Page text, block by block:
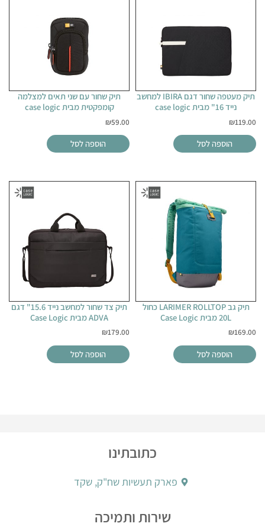
תיק מעטפה שחור דגם IBIRA למחשב
נייד 16" מבית case logic
₪119.00
הוספה לסל
תיק שחור עם שני תאים למצלמה
קומפקטית מבית case logic
₪59.00
הוספה לסל
תיק גב LARIMER ROLLTOP כחול
20L מבית Case Logic
₪169.00
הוספה לסל
תיק צד שחור למחשב נייד 15.6" דגם
ADVA מבית Case Logic
₪179.00
הוספה לסל
כתובתינו
פארק תעשיות שח"ק, שקד
שירות ותמיכה